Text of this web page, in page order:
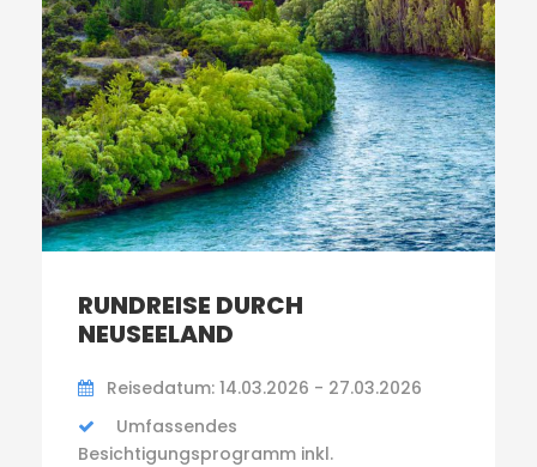
RUNDREISE DURCH
NEUSEELAND
Reisedatum: 14.03.2026 - 27.03.2026
Umfassendes
Besichtigungsprogramm inkl.